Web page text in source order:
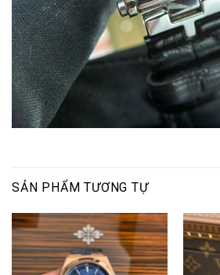
SẢN PHẨM TƯƠNG TỰ